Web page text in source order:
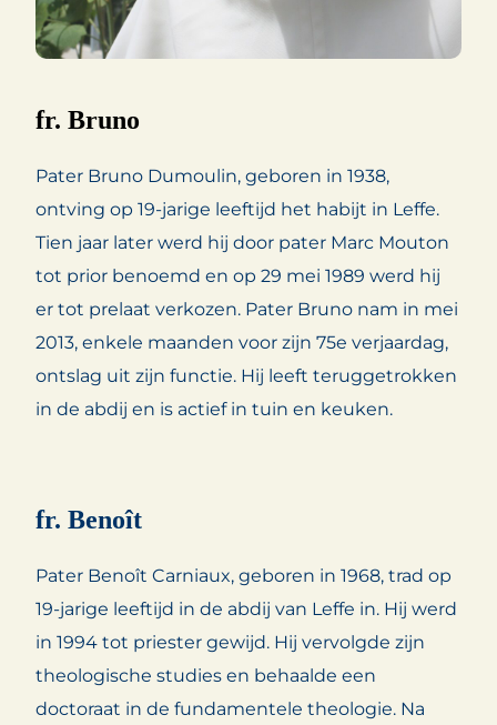
fr. Bruno
Pater Bruno Dumoulin, geboren in 1938,
ontving op 19-jarige leeftijd het habijt in Leffe.
Tien jaar later werd hij door pater Marc Mouton
tot prior benoemd en op 29 mei 1989 werd hij
er tot prelaat verkozen. Pater Bruno nam in mei
2013, enkele maanden voor zijn 75e verjaardag,
ontslag uit zijn functie. Hij leeft teruggetrokken
in de abdij en is actief in tuin en keuken.
fr. Benoît
Pater Benoît Carniaux, geboren in 1968, trad op
19-jarige leeftijd in de abdij van Leffe in. Hij werd
in 1994 tot priester gewijd. Hij vervolgde zijn
theologische studies en behaalde een
doctoraat in de fundamentele theologie. Na